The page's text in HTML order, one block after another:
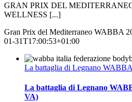
GRAN PRIX DEL
WELLNESS [...]
Gran Prix del Mediterraneo WABBA
01-31T17:00:53+01:00
La battaglia di Legnano
La battaglia di Legnano
VA)